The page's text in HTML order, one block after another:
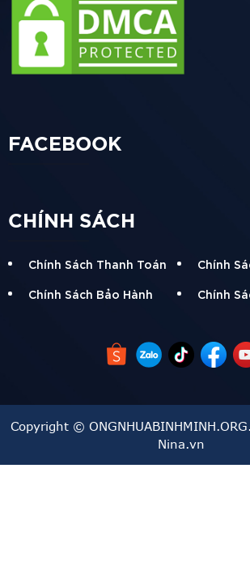
FACEBOOK
CHÍNH SÁCH
Chính Sách Thanh Toán
Chính
Chính Sách Bảo Hành
Chính
Copyright ©
Nina.vn